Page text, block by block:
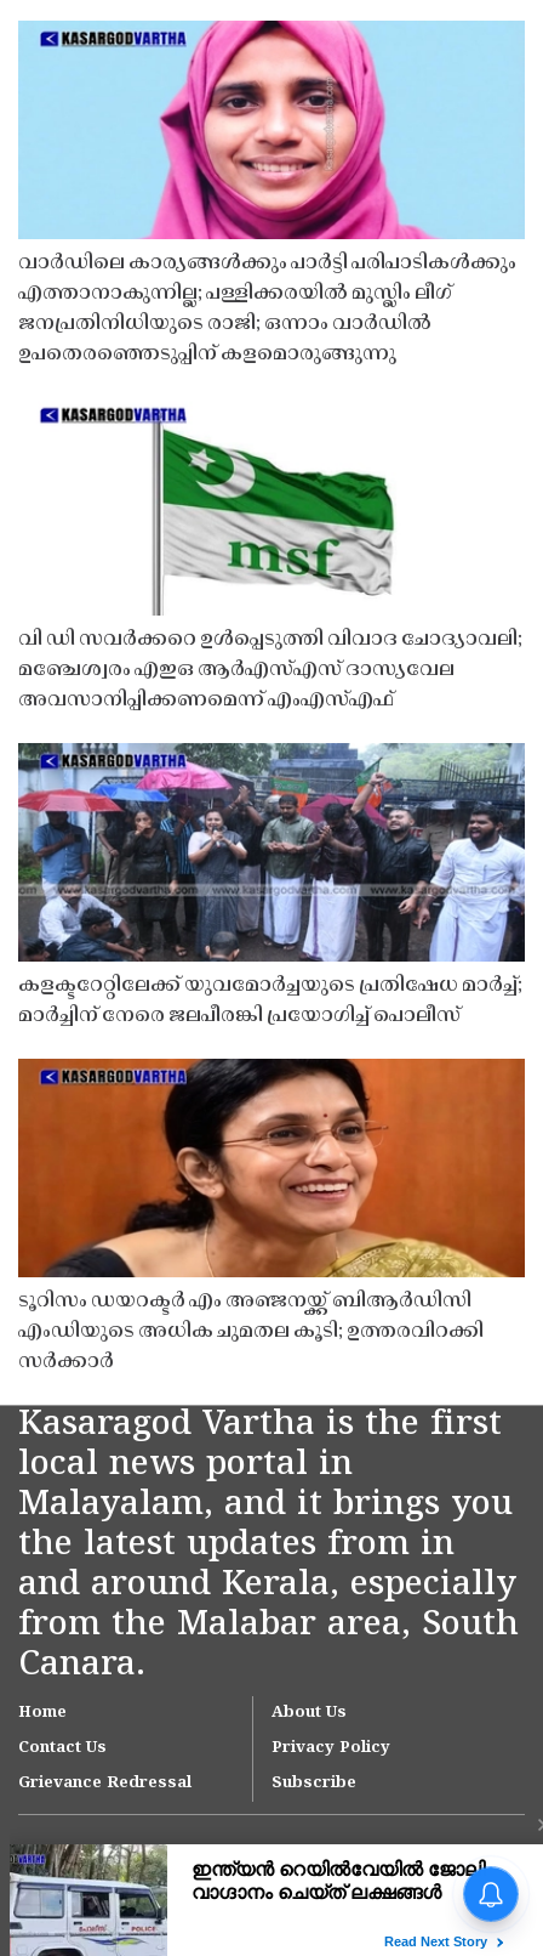
വാർഡിലെ കാര്യങ്ങൾക്കും പാർട്ടി പരിപാടികൾക്കും
എത്താനാകുന്നില്ല; പള്ളിക്കരയിൽ മുസ്ലിം ലീഗ്
ജനപ്രതിനിധിയുടെ രാജി; ഒന്നാം വാർഡിൽ
ഉപതെരഞ്ഞെടുപ്പിന് കളമൊരുങ്ങുന്നു
വി ഡി സവർക്കറെ ഉൾപ്പെടുത്തി വിവാദ ചോദ്യാവലി;
മഞ്ചേശ്വരം എഇഒ ആർഎസ്എസ് ദാസ്യവേല
അവസാനിപ്പിക്കണമെന്ന് എംഎസ്എഫ്
കളക്ടറേറ്റിലേക്ക് യുവമോർച്ചയുടെ പ്രതിഷേധ മാർച്ച്;
മാർച്ചിന് നേരെ ജലപീരങ്കി പ്രയോഗിച്ച് പൊലീസ്
ടൂറിസം ഡയറക്ടർ എം അഞ്ജനയ്ക്ക് ബിആർഡിസി
എംഡിയുടെ അധിക ചുമതല കൂടി; ഉത്തരവിറക്കി
സർക്കാർ
Kasaragod Vartha is the first
local news portal in
Malayalam, and it brings you
the latest updates from in
and around Kerala, especially
from the Malabar area, South
Canara.
Home
About Us
Contact Us
Privacy Policy
Grievance Redressal
Subscribe